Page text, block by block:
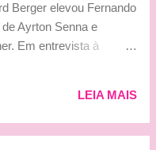
até quarta-
pronto! Aguardamos a
e PARTICIPEM!!! Tati
Berger elevou Fernando
Ayrton Senna e
Em entrevista à
embasada: Berger
quanto com
LEIA MAIS